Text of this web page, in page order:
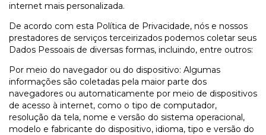
internet mais personalizada.
De acordo com esta Política de Privacidade, nós e nossos
prestadores de serviços terceirizados podemos coletar seus
Dados Pessoais de diversas formas, incluindo, entre outros:
Por meio do navegador ou do dispositivo: Algumas
informações são coletadas pela maior parte dos
navegadores ou automaticamente por meio de dispositivos
de acesso à internet, como o tipo de computador,
resolução da tela, nome e versão do sistema operacional,
modelo e fabricante do dispositivo, idioma, tipo e versão do